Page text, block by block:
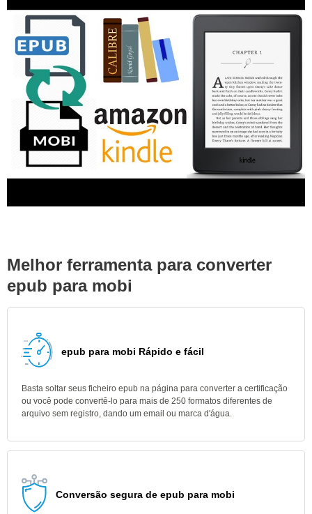
Melhor ferramenta para converter
epub para mobi
epub para mobi Rápido e fácil
Basta soltar seus ficheiro epub na página para converter a certificação
ou você pode convertê-lo para mais de 250 formatos diferentes de
arquivo sem registro, dando um email ou marca d'água.
Conversão segura de epub para mobi